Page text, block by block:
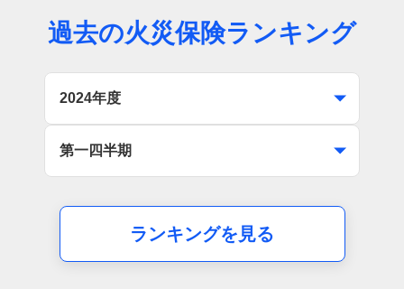
過去の火災保険ランキング
ランキングを見る